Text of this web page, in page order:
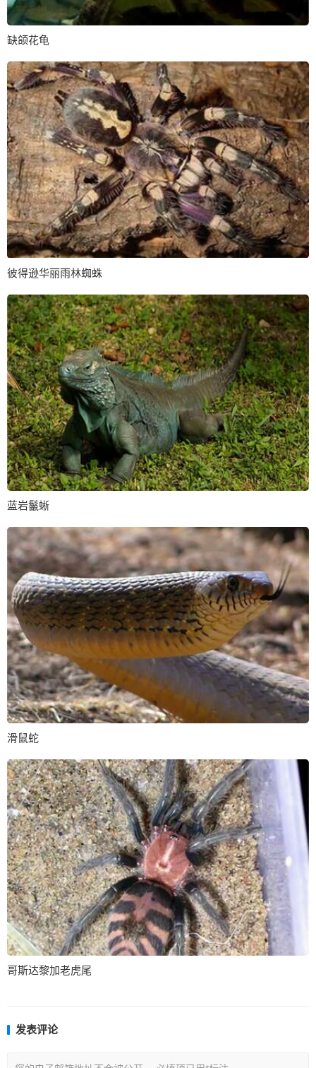
缺颌花龟
彼得逊华丽雨林蜘蛛
蓝岩鬣蜥
滑鼠蛇
哥斯达黎加老虎尾
发表评论